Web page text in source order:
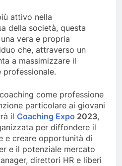
attivo nella
della società, questa
vera e propria
che, attraverso un
a massimizzare il
professionale.
come professione
particolare ai giovani
il Coaching Expo 2023,
per diffondere il
e creare opportunità di
e il potenziale mercato
direttori HR e liberi